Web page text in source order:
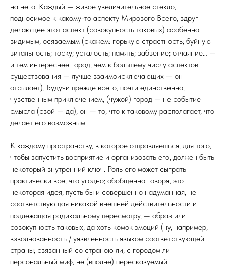
на него. Каждый — живое увеличительное стекло,
подносимое к какому-то аспекту Мирового Всего, вдруг
делающее этот аспект (совокупность таковых) особенно
видимым, осязаемым (скажем: горькую страстность; буйную
витальность; тоску; усталость; память; забвение; отчаяние… —
и тем интереснее город, чем к большему числу аспектов
существования — лучше взаимоисключающих — он
отсылает). Будучи прежде всего, почти единственно,
чувственным приключением, (чужой) город — не событие
смысла (свой — да), он — то, что к таковому располагает, что
делает его возможным.
К каждому пространству, в которое отправляешься, для того,
чтобы запустить восприятие и организовать его, должен быть
некоторый внутренний ключ. Роль его может сыграть
практически все, что угодно; обобщенно говоря, это
некоторая идея, пусть бы и совершенно надуманная, не
соответствующая никакой внешней действительности и
подлежащая радикальному пересмотру, — образ или
совокупность таковых, да хоть комок эмоций (ну, например,
взволнованность / уязвленность языком соответствующей
страны; связанный со страною ли, с городом ли
персональный миф, не (вполне) пересказуемый